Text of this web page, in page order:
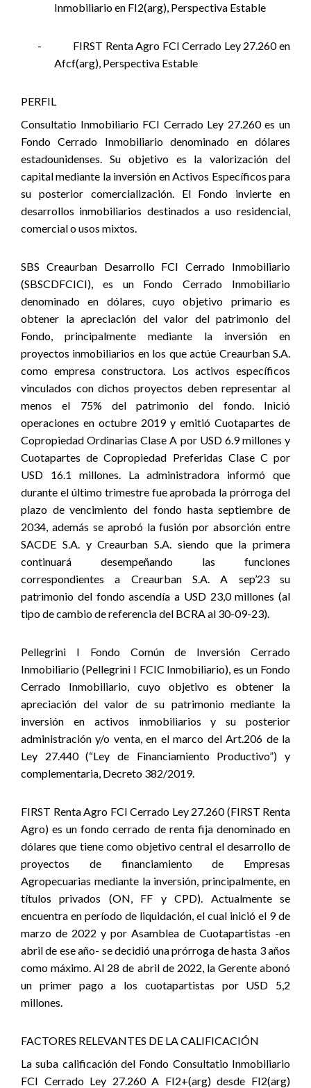
Inmobiliario en FI2(arg), Perspectiva Estable
-
FIRST Renta Agro FCI Cerrado Ley 27.260 en
Afcf(arg), Perspectiva Estable
PERFIL
Consultatio Inmobiliario FCI Cerrado Ley 27.260 es un
Fondo Cerrado Inmobiliario denominado en dólares
estadounidenses. Su objetivo es la valorización del
capital mediante la inversión en Activos Específicos para
su posterior comercialización. El Fondo invierte en
desarrollos inmobiliarios destinados a uso residencial,
comercial o usos mixtos.
SBS Creaurban Desarrollo FCI Cerrado Inmobiliario
(SBSCDFCICI), es un Fondo Cerrado Inmobiliario
denominado en dólares, cuyo objetivo primario es
obtener la apreciación del valor del patrimonio del
Fondo, principalmente mediante la inversión en
proyectos inmobiliarios en los que actúe Creaurban S.A.
como empresa constructora. Los activos específicos
vinculados con dichos proyectos deben representar al
menos el 75% del patrimonio del fondo. Inició
operaciones en octubre 2019 y emitió Cuotapartes de
Copropiedad Ordinarias Clase A por USD 6.9 millones y
Cuotapartes de Copropiedad Preferidas Clase C por
USD 16.1 millones. La administradora informó que
durante el último trimestre fue aprobada la prórroga del
plazo de vencimiento del fondo hasta septiembre de
2034, además se aprobó la fusión por absorción entre
SACDE S.A. y Creaurban S.A. siendo que la primera
continuará desempeñando las funciones
correspondientes a Creaurban S.A. A sep’23 su
patrimonio del fondo ascendía a USD 23,0 millones (al
tipo de cambio de referencia del BCRA al 30-09-23).
Pellegrini I Fondo Común de Inversión Cerrado
Inmobiliario (Pellegrini I FCIC Inmobiliario), es un Fondo
Cerrado Inmobiliario, cuyo objetivo es obtener la
apreciación del valor de su patrimonio mediante la
inversión en activos inmobiliarios y su posterior
administración y/o venta, en el marco del Art.206 de la
Ley 27.440 (“Ley de Financiamiento Productivo”) y
complementaria, Decreto 382/2019.
FIRST Renta Agro FCI Cerrado Ley 27.260 (FIRST Renta
Agro) es un fondo cerrado de renta fija denominado en
dólares que tiene como objetivo central el desarrollo de
proyectos de financiamiento de Empresas
Agropecuarias mediante la inversión, principalmente, en
títulos privados (ON, FF y CPD). Actualmente se
encuentra en período de liquidación, el cual inició el 9 de
marzo de 2022 y por Asamblea de Cuotapartistas -en
abril de ese año- se decidió una prórroga de hasta 3 años
como máximo. Al 28 de abril de 2022, la Gerente abonó
un primer pago a los cuotapartistas por USD 5,2
millones.
FACTORES RELEVANTES DE LA CALIFICACIÓN
La suba calificación del Fondo Consultatio Inmobiliario
FCI Cerrado Ley 27.260 A FI2+(arg) desde FI2(arg)